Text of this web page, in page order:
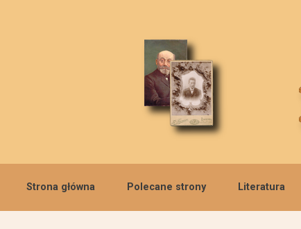
Strona główna Polecane strony Literatura